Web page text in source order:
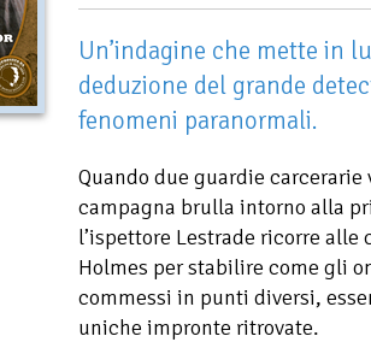
Un’indagine che mette in
deduzione del grande
fenomeni paranormali.
Quando due guardie
campagna brulla intorno alla
l’ispettore Lestrade ricorre
Holmes per stabilire come gli
commessi in punti diversi,
uniche impronte ritrovate.